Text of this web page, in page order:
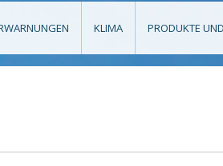
KLIMA PRODUKTE